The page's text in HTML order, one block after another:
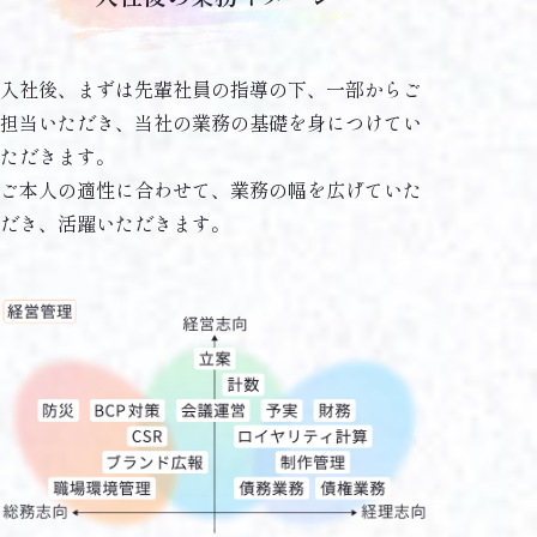
入社後、まずは先輩社員の指導の下、一部からご
担当いただき、当社の業務の基礎を身につけてい
ただきます。
ご本人の適性に合わせて、業務の幅を広げていた
だき、活躍いただきます。